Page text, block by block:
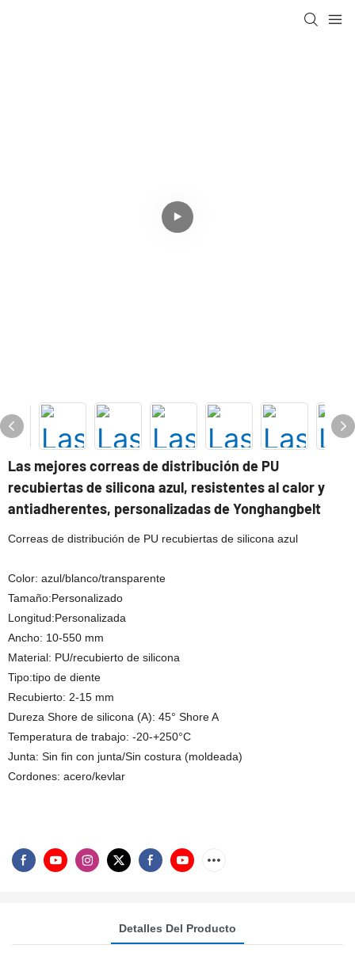
Las mejores correas de distribución de PU
recubiertas de silicona azul, resistentes al calor y
antiadherentes, personalizadas de Yonghangbelt
Correas de distribución de PU recubiertas de silicona azul
Color: azul/blanco/transparente
Tamaño:Personalizado
Longitud:Personalizada
Ancho: 10-550 mm
Material: PU/recubierto de silicona
Tipo:tipo de diente
Recubierto: 2-15 mm
Dureza Shore de silicona (A): 45° Shore A
Temperatura de trabajo: -20-+250°C
Junta: Sin fin con junta/Sin costura (moldeada)
Cordones: acero/kevlar
Detalles Del Producto